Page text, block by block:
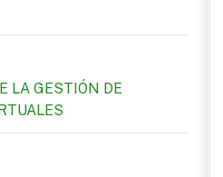
LA GESTIÓN DE